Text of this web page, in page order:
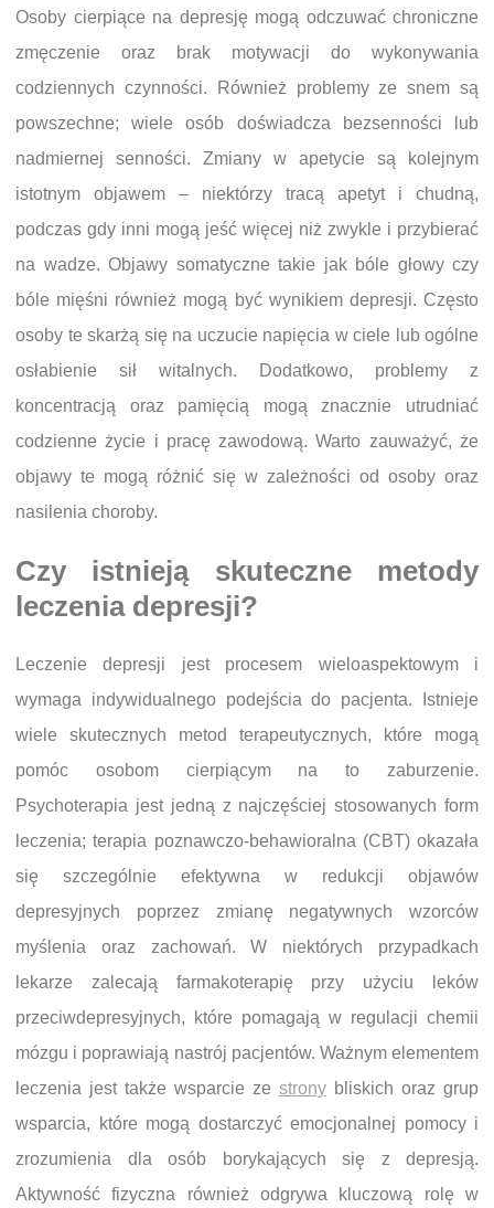
Osoby cierpiące na depresję mogą odczuwać chroniczne
zmęczenie oraz brak motywacji do wykonywania
codziennych czynności. Również problemy ze snem są
powszechne; wiele osób doświadcza bezsenności lub
nadmiernej senności. Zmiany w apetycie są kolejnym
istotnym objawem – niektórzy tracą apetyt i chudną,
podczas gdy inni mogą jeść więcej niż zwykle i przybierać
na wadze. Objawy somatyczne takie jak bóle głowy czy
bóle mięśni również mogą być wynikiem depresji. Często
osoby te skarżą się na uczucie napięcia w ciele lub ogólne
osłabienie sił witalnych. Dodatkowo, problemy z
koncentracją oraz pamięcią mogą znacznie utrudniać
codzienne życie i pracę zawodową. Warto zauważyć, że
objawy te mogą różnić się w zależności od osoby oraz
nasilenia choroby.
Czy istnieją skuteczne metody
leczenia depresji?
Leczenie depresji jest procesem wieloaspektowym i
wymaga indywidualnego podejścia do pacjenta. Istnieje
wiele skutecznych metod terapeutycznych, które mogą
pomóc osobom cierpiącym na to zaburzenie.
Psychoterapia jest jedną z najczęściej stosowanych form
leczenia; terapia poznawczo-behawioralna (CBT) okazała
się szczególnie efektywna w redukcji objawów
depresyjnych poprzez zmianę negatywnych wzorców
myślenia oraz zachowań. W niektórych przypadkach
lekarze zalecają farmakoterapię przy użyciu leków
przeciwdepresyjnych, które pomagają w regulacji chemii
mózgu i poprawiają nastrój pacjentów. Ważnym elementem
leczenia jest także wsparcie ze strony bliskich oraz grup
wsparcia, które mogą dostarczyć emocjonalnej pomocy i
zrozumienia dla osób borykających się z depresją.
Aktywność fizyczna również odgrywa kluczową rolę w